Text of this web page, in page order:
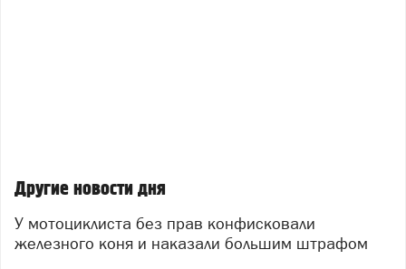
Другие новости дня
У мотоциклиста без прав конфисковали
железного коня и наказали большим штрафом